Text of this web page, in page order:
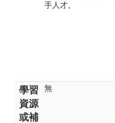
手人才。
學習
資源
或補
無